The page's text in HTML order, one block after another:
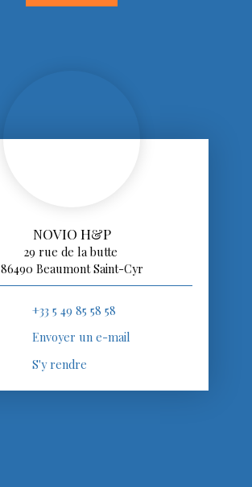
NOVIO H&P
29 rue de la butte
86490 Beaumont Saint-Cyr
+33 5 49 85 58 58
Envoyer un e-mail
S'y rendre